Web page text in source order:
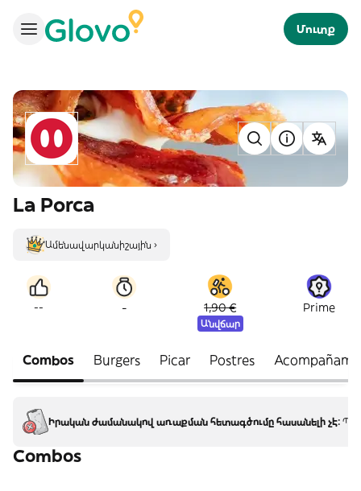
Մուտք
La Porca
Ամենավարկանիշային ›
-- - 1,90 €
Անվճար
Prime
Combos Burgers Picar Postres
Իրական ժամանակով առաքման հետագծումը հասանելի չէ:
Combos